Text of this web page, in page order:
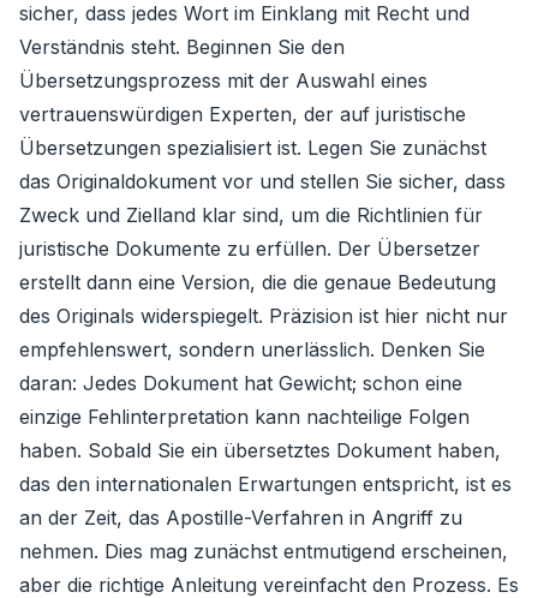
sicher, dass jedes Wort im Einklang mit Recht und
Verständnis steht. Beginnen Sie den
Übersetzungsprozess mit der Auswahl eines
vertrauenswürdigen Experten, der auf juristische
Übersetzungen spezialisiert ist. Legen Sie zunächst
das Originaldokument vor und stellen Sie sicher, dass
Zweck und Zielland klar sind, um die Richtlinien für
juristische Dokumente zu erfüllen. Der Übersetzer
erstellt dann eine Version, die die genaue Bedeutung
des Originals widerspiegelt. Präzision ist hier nicht nur
empfehlenswert, sondern unerlässlich. Denken Sie
daran: Jedes Dokument hat Gewicht; schon eine
einzige Fehlinterpretation kann nachteilige Folgen
haben. Sobald Sie ein übersetztes Dokument haben,
das den internationalen Erwartungen entspricht, ist es
an der Zeit, das Apostille-Verfahren in Angriff zu
nehmen. Dies mag zunächst entmutigend erscheinen,
aber die richtige Anleitung vereinfacht den Prozess. Es